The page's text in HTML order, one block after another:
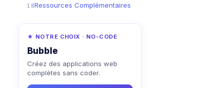
18Ressources Complémentaires
★ NOTRE CHOIX · NO-CODE
Bubble
Créez des applications web
complètes sans coder.